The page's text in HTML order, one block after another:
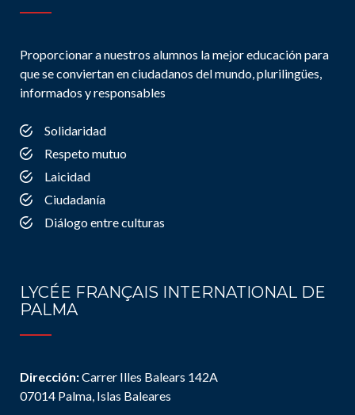
Proporcionar a nuestros alumnos la mejor educación para
que se conviertan en ciudadanos del mundo, plurilingües,
informados y responsables
Solidaridad
Respeto mutuo
Laicidad
Ciudadanía
Diálogo entre culturas
LYCÉE FRANÇAIS INTERNATIONAL DE
PALMA
Dirección:Carrer Illes Balears 142A
07014 Palma, Islas Baleares